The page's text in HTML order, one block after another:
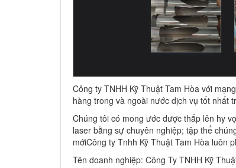
Công ty TNHH Kỹ Thuật Tam Hòa với
hàng trong và ngoài nước dịch vụ tốt nhất
Chúng tôi có mong ước được thắp lên hy
laser bằng sự chuyên nghiệp; tập thể
mớiCông ty Tnhh Kỹ Thuật Tam Hòa luôn
Tên doanh nghiệp: Công Ty TNHH Kỹ